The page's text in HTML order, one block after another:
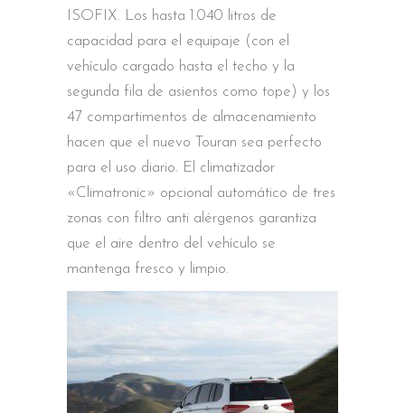
ISOFIX. Los hasta 1.040 litros de
capacidad para el equipaje (con el
vehículo cargado hasta el techo y la
segunda fila de asientos como tope) y los
47 compartimentos de almacenamiento
hacen que el nuevo Touran sea perfecto
para el uso diario. El climatizador
«Climatronic» opcional automático de tres
zonas con filtro anti alérgenos garantiza
que el aire dentro del vehículo se
mantenga fresco y limpio.